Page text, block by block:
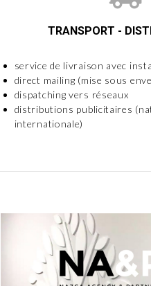
TRANSPORT -
service de livraison avec
direct mailing (mise sous
dispatching vers réseaux
distributions publicitaires
internationale)